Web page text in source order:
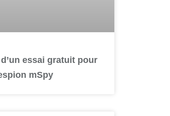
essai gratuit pour
mSpy